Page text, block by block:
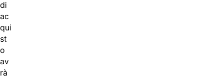
di
ac
qui
st
o
av
rà